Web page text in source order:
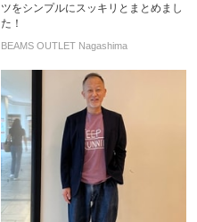
ツをシンプルにスッキリとまとめまし
た！
BEAMS OUTLET Nagashima